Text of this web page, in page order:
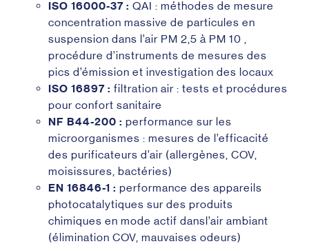
ISO 16000-37 : QAI : méthodes de mesure
concentration massive de particules en
suspension dans l’air PM 2,5 à PM 10 ,
procédure d’instruments de mesures des
pics d’émission et investigation des locaux
ISO 16897 : filtration air : tests et procédures
pour confort sanitaire
NF B44-200 : performance sur les
microorganismes : mesures de l’efficacité
des purificateurs d’air (allergènes, COV,
moisissures, bactéries)
EN 16846-1 : performance des appareils
photocatalytiques sur des produits
chimiques en mode actif dansl’air ambiant
(élimination COV, mauvaises odeurs)